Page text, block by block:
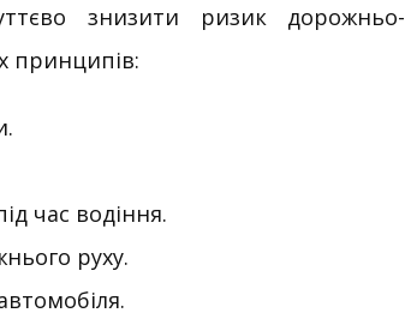
знизити ризик дорожньо-
принципів:
час водіння.
руху.